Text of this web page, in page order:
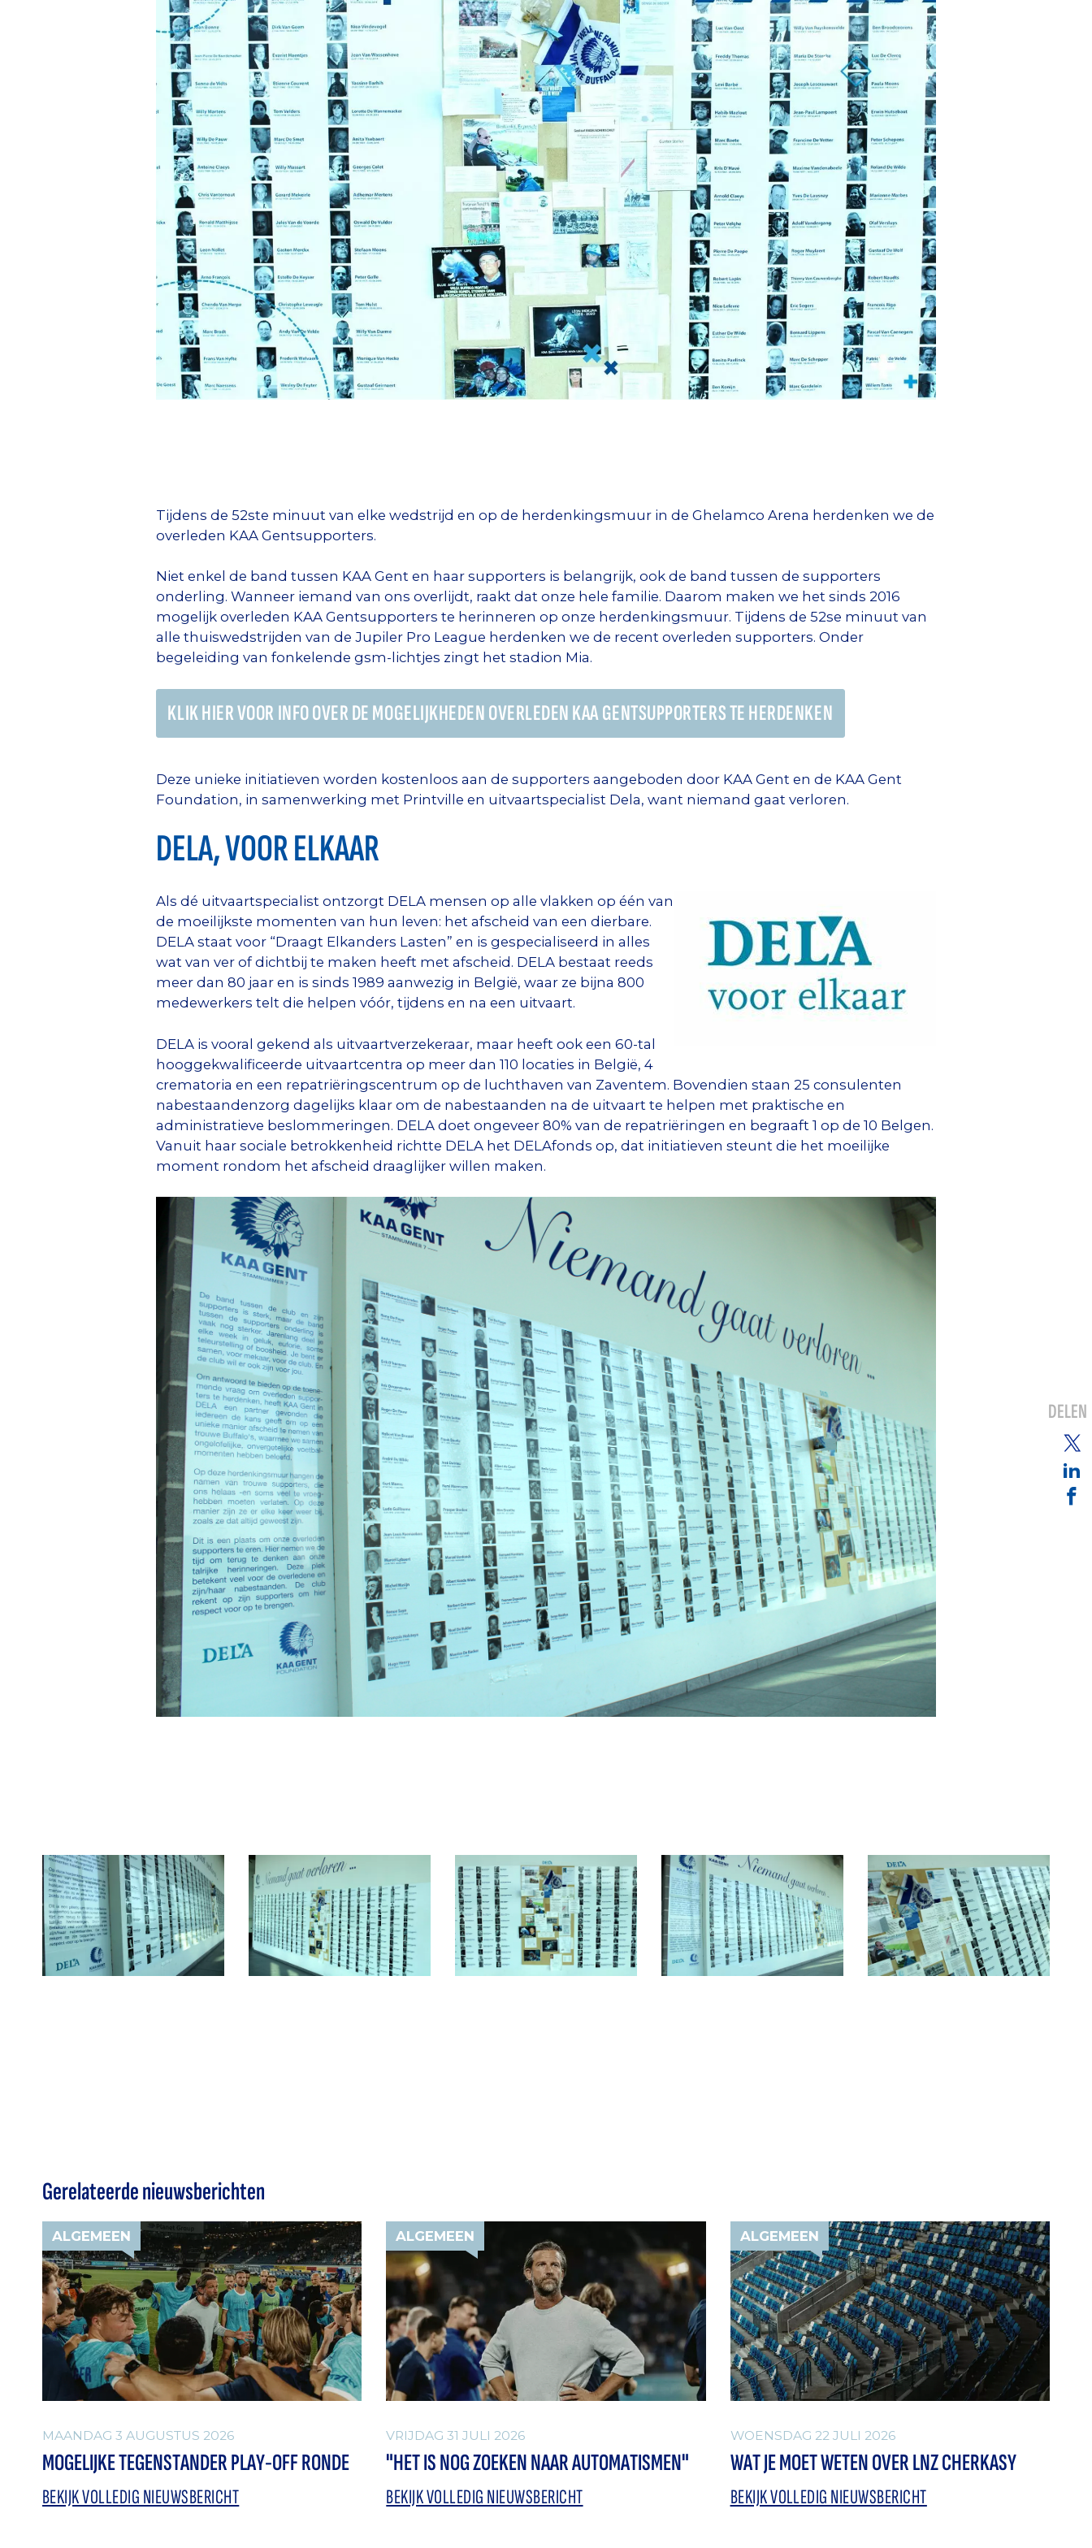
Tijdens de 52ste minuut van elke wedstrijd en op de herdenkingsmuur in de Ghelamco Arena herdenken we de
overleden KAA Gentsupporters.
Niet enkel de band tussen KAA Gent en haar supporters is belangrijk, ook de band tussen de supporters
onderling. Wanneer iemand van ons overlijdt, raakt dat onze hele familie. Daarom maken we het sinds 2016
mogelijk overleden KAA Gentsupporters te herinneren op onze herdenkingsmuur. Tijdens de 52se minuut van
alle thuiswedstrijden van de Jupiler Pro League herdenken we de recent overleden supporters. Onder
begeleiding van fonkelende gsm-lichtjes zingt het stadion Mia.
KLIK HIER VOOR INFO OVER DE MOGELIJKHEDEN OVERLEDEN KAA GENTSUPPORTERS TE HERDENKEN
Deze unieke initiatieven worden kostenloos aan de supporters aangeboden door KAA Gent en de KAA Gent
Foundation, in samenwerking met Printville en uitvaartspecialist Dela, want niemand gaat verloren.
DELA, VOOR ELKAAR
Als dé uitvaartspecialist ontzorgt DELA mensen op alle vlakken op één van
de moeilijkste momenten van hun leven: het afscheid van een dierbare.
DELA staat voor “Draagt Elkanders Lasten” en is gespecialiseerd in alles
wat van ver of dichtbij te maken heeft met afscheid. DELA bestaat reeds
meer dan 80 jaar en is sinds 1989 aanwezig in België, waar ze bijna 800
medewerkers telt die helpen vóór, tijdens en na een uitvaart.
DELA is vooral gekend als uitvaartverzekeraar, maar heeft ook een 60-tal
hooggekwalificeerde uitvaartcentra op meer dan 110 locaties in België, 4
crematoria en een repatriëringscentrum op de luchthaven van Zaventem. Bovendien staan 25 consulenten
nabestaandenzorg dagelijks klaar om de nabestaanden na de uitvaart te helpen met praktische en
administratieve beslommeringen. DELA doet ongeveer 80% van de repatriëringen en begraaft 1 op de 10 Belgen.
Vanuit haar sociale betrokkenheid richtte DELA het DELAfonds op, dat initiatieven steunt die het moeilijke
moment rondom het afscheid draaglijker willen maken.
Gerelateerde nieuwsberichten
ALGEMEEN
MAANDAG 3 AUGUSTUS 2026
MOGELIJKE TEGENSTANDER PLAY-OFF RONDE
BEKIJK VOLLEDIG NIEUWSBERICHT
ALGEMEEN
VRIJDAG 31 JULI 2026
"HET IS NOG ZOEKEN NAAR AUTOMATISMEN"
BEKIJK VOLLEDIG NIEUWSBERICHT
ALGEMEEN
WOENSDAG 22 JULI 2026
WAT JE MOET WETEN OVER LNZ CHERKASY
BEKIJK VOLLEDIG NIEUWSBERICHT
DELEN